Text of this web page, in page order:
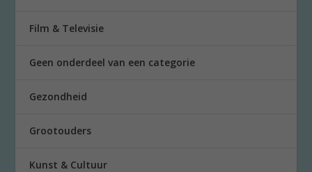
Film & Televisie
Geen onderdeel van een categorie
Gezondheid
Grootouders
Kunst & Cultuur